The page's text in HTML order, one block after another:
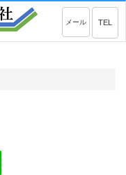
TEL
メール